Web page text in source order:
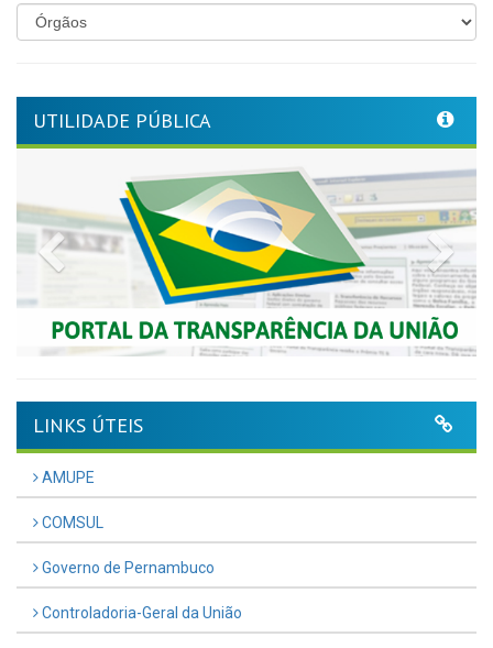
UTILIDADE PÚBLICA
Previous
LINKS ÚTEIS
AMUPE
COMSUL
Governo de Pernambuco
Controladoria-Geral da União